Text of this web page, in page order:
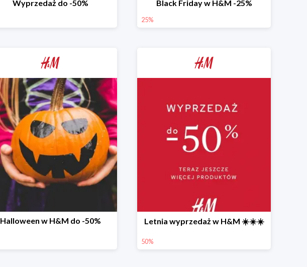
Wyprzedaż do -50% Black Friday w H&M -25%
25%
Halloween w H&M do -50% Letnia wyprzedaż w H&M ☀️☀️☀️
50%